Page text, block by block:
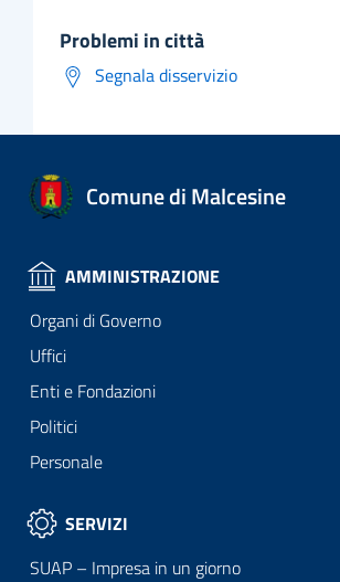
problemi in città
Segnala disservizio
Comune di Malcesine
AMMINISTRAZIONE
Organi di Governo
Uffici
Enti e Fondazioni
Politici
Personale
SERVIZI
SUAP – Impresa in un giorno